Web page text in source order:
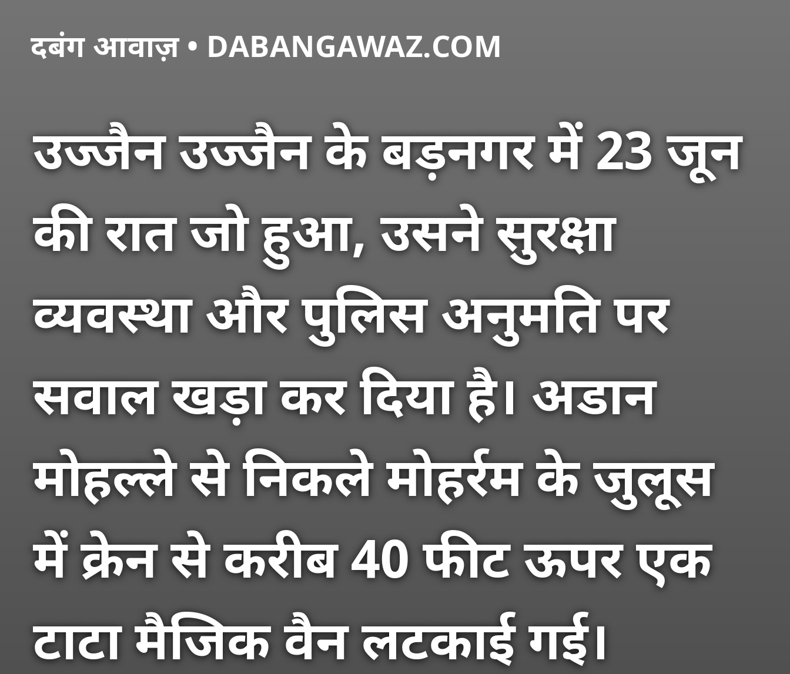
दबंग आवाज़ • DABANGAWAZ.COM
उज्जैन उज्जैन के बड़नगर में 23 जून
की रात जो हुआ, उसने सुरक्षा
व्यवस्था और पुलिस अनुमति पर
सवाल खड़ा कर दिया है। अडान
मोहल्ले से निकले मोहर्रम के जुलूस
में क्रेन से करीब 40 फीट ऊपर एक
टाटा मैजिक वैन लटकाई गई।